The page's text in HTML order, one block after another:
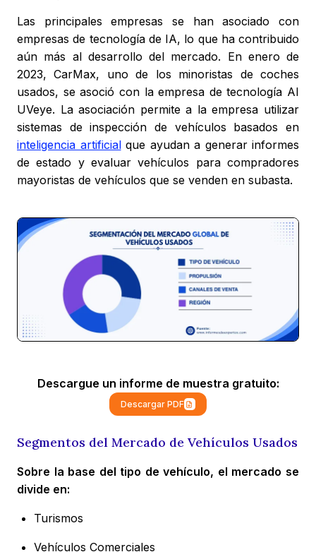
Las principales empresas se han asociado con
empresas de tecnología de IA, lo que ha contribuido
aún más al desarrollo del mercado. En enero de
2023, CarMax, uno de los minoristas de coches
usados, se asoció con la empresa de tecnología AI
UVeye. La asociación permite a la empresa utilizar
sistemas de inspección de vehículos basados en
inteligencia artificialque ayudan a generar informes
de estado y evaluar vehículos para compradores
mayoristas de vehículos que se venden en subasta.
Descargue un informe de muestra gratuito:
Descargar PDF
Segmentos del Mercado de Vehículos Usados
Sobre la base del tipo de vehículo, el mercado se
divide en:
Turismos
Vehículos Comerciales